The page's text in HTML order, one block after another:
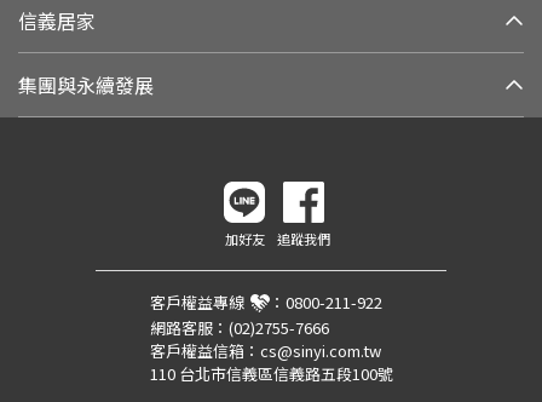
信義居家
集團與永續發展
加好友 追蹤我們
客戶權益專線 ： 0800-211-922
網路客服： (02)2755-7666
客戶權益信箱： cs@sinyi.com.tw
110 台北市信義區信義路五段100號